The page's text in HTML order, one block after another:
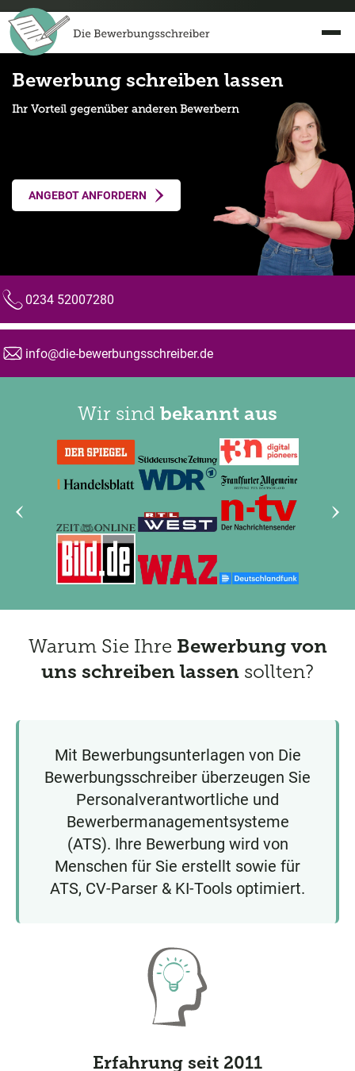
Bewerbung schreiben lassen
Ihr Vorteil gegenüber anderen Bewerbern
ANGEBOT ANFORDERN
Telefon:0234 52007280
Email:info@die-bewerbungsschreiber.de
Wir sind bekannt aus
Vorheriges Element anzeigen
Warum Sie Ihre Bewerbung von
uns schreiben lassen sollten?
Mit Bewerbungsunterlagen von Die
Bewerbungsschreiber überzeugen Sie
Personalverantwortliche und
Bewerbermanagementsysteme
(ATS). Ihre Bewerbung wird von
Menschen für Sie erstellt sowie für
ATS, CV-Parser & KI-Tools optimiert.
Erfahrung seit 2011